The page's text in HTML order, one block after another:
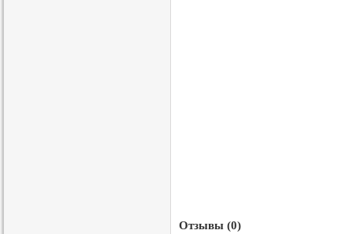
Отзывы (0)